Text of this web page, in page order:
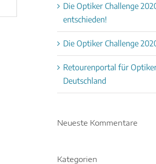
Die Optiker Challenge
entschieden!
Die Optiker Challenge
Retourenportal für
Deutschland
Neueste Kommentare
Kategorien